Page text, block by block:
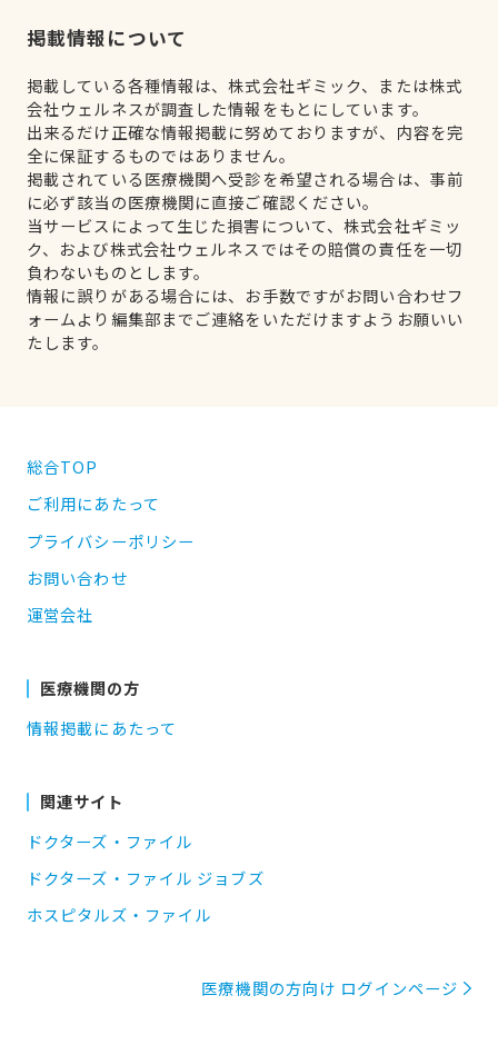
掲載情報について
掲載している各種情報は、株式会社ギミック、または株式
会社ウェルネスが調査した情報をもとにしています。
出来るだけ正確な情報掲載に努めておりますが、内容を完
全に保証するものではありません。
掲載されている医療機関へ受診を希望される場合は、事前
に必ず該当の医療機関に直接ご確認ください。
当サービスによって生じた損害について、株式会社ギミッ
ク、および株式会社ウェルネスではその賠償の責任を一切
負わないものとします。
情報に誤りがある場合には、お手数ですがお問い合わせフ
ォームより編集部までご連絡をいただけますようお願いい
たします。
総合TOP
ご利用にあたって
プライバシーポリシー
お問い合わせ
運営会社
医療機関の方
情報掲載にあたって
関連サイト
ドクターズ・ファイル
ドクターズ・ファイル ジョブズ
ホスピタルズ・ファイル
医療機関の方向け ログインページ